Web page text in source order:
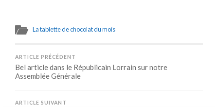
La tablette de chocolat du mois
ARTICLE PRÉCÉDENT
Bel article dans le Républicain Lorrain sur notre
Assemblée Générale
ARTICLE SUIVANT